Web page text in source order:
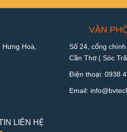
Hưng Hoà,
VĂN
Số 24, cổng
Cần Thơ ( Sóc
Điện thoại: 0938
Email:
LIÊN HỆ